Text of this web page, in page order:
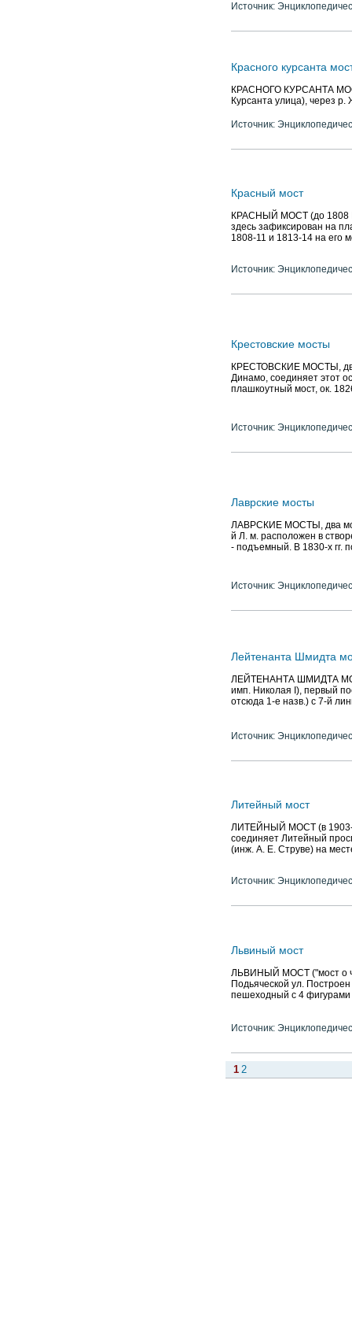
Источник:
Красного курсанта
КРАСНОГО КУРСАНТА МОСТ
Курсанта улица), через
Источник:
Красный мост
КРАСНЫЙ МОСТ (до 1808
здесь зафиксирован на
1808-11 и 1813-14 на его
Источник:
Крестовские мосты
КРЕСТОВСКИЕ МОСТЫ, два
Динамо, соединяет этот
плашкоутный мост, ок.
Источник:
Лаврские мосты
ЛАВРСКИЕ МОСТЫ, два
й Л. м. расположен в
- подъемный. В 1830-х гг.
Источник:
Лейтенанта Шмидта
ЛЕЙТЕНАНТА ШМИДТА
имп. Николая I), первый
отсюда 1-е назв.) с 7-й
Источник:
Литейный мост
ЛИТЕЙНЫЙ МОСТ (в 1903-
соединяет Литейный
(инж. А. Е. Струве) на
Источник:
Львиный мост
ЛЬВИНЫЙ МОСТ ("мост о
Подьяческой ул.
пешеходный с 4 фигурами
Источник:
1 2